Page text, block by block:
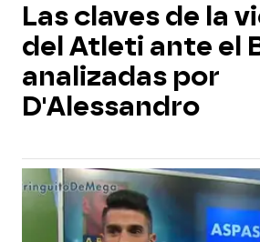
Las claves de la
del Atleti ante el
analizadas por
D'Alessandro